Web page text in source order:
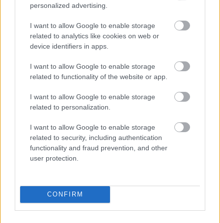
personalized advertising.
I want to allow Google to enable storage
related to analytics like cookies on web or
device identifiers in apps.
I want to allow Google to enable storage
related to functionality of the website or app.
I want to allow Google to enable storage
related to personalization.
I want to allow Google to enable storage
related to security, including authentication
functionality and fraud prevention, and other
user protection.
CONFIRM
Αυξημένη επαγρύπνηση για τον ιό του Δυτικού
Νείλου συνιστά στους πολίτες της Αττικής ο ΙΣΑ
Widgets
Ενσωματώστε περιεχόμενο του iatronet.gr στο site σας
Κατάλογοι Υγείας
Εύρεση Ιατρού